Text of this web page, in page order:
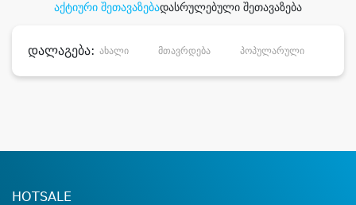
აქტიური შეთავაზებადასრულებული შეთავაზება
დალაგება: ახალი მთავრდება პოპულარული
HOTSALE